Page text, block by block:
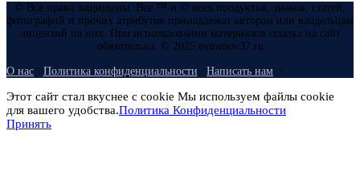
© Все права защищены. Все ™ и © всех продуктов, знаков, статей,
фотографий и прочих атрибутов принадлежат авторам или владельцам
лицензий на них. При использовании материалов ссылка на сайт
обязательна. © 2025 evmenov37.ru
О нас Политика конфиденциальности Написать нам
Этот сайт стал вкуснее с cookie Мы используем файлы cookie
для вашего удобства.Политика Конфиденциальности
Принять